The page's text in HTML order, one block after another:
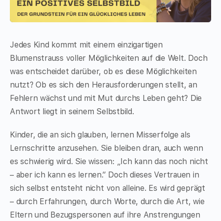
Jedes Kind kommt mit einem einzigartigen
Blumenstrauss voller Möglichkeiten auf die Welt. Doch
was entscheidet darüber, ob es diese Möglichkeiten
nutzt? Ob es sich den Herausforderungen stellt, an
Fehlern wächst und mit Mut durchs Leben geht? Die
Antwort liegt in seinem Selbstbild.
Kinder, die an sich glauben, lernen Misserfolge als
Lernschritte anzusehen. Sie bleiben dran, auch wenn
es schwierig wird. Sie wissen: „Ich kann das noch nicht
– aber ich kann es lernen.“ Doch dieses Vertrauen in
sich selbst entsteht nicht von alleine. Es wird geprägt
– durch Erfahrungen, durch Worte, durch die Art, wie
Eltern und Bezugspersonen auf ihre Anstrengungen